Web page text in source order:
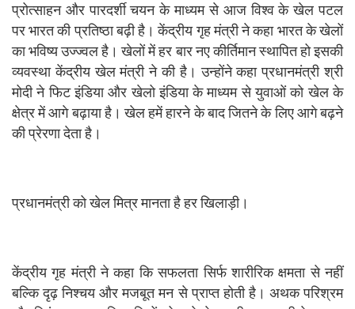
प्रोत्साहन और पारदर्शी चयन के माध्यम से आज विश्व के खेल पटल
पर भारत की प्रतिष्ठा बढ़ी है। केंद्रीय गृह मंत्री ने कहा भारत के खेलों
का भविष्य उज्ज्वल है। खेलों में हर बार नए कीर्तिमान स्थापित हो इसकी
व्यवस्था केंद्रीय खेल मंत्री ने की है। उन्होंने कहा प्रधानमंत्री श्री
मोदी ने फिट इंडिया और खेलो इंडिया के माध्यम से युवाओं को खेल के
क्षेत्र में आगे बढ़ाया है। खेल हमें हारने के बाद जितने के लिए आगे बढ़ने
की प्रेरणा देता है।
प्रधानमंत्री को खेल मित्र मानता है हर खिलाड़ी।
केंद्रीय गृह मंत्री ने कहा कि सफलता सिर्फ शारीरिक क्षमता से नहीं
बल्कि दृढ़ निश्चय और मजबूत मन से प्राप्त होती है। अथक परिश्रम